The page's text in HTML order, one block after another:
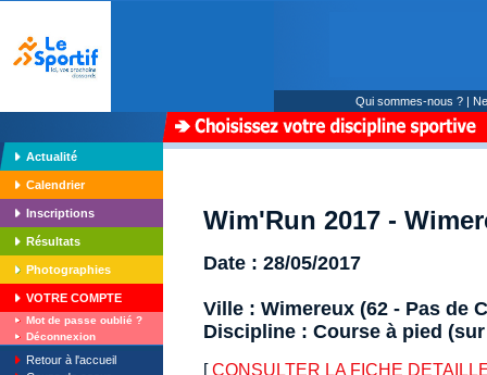
Qui sommes-nous ? |
Actualité
Calendrier
Inscriptions
Résultats
Photographies
VOTRE COMPTE
Mot de passe oublié ?
Déconnexion
Retour à l'accueil
Wim'Run 2017 -
Date : 28/05/2017
Ville : Wimereux (62 - Pas de
Discipline : Course à pied
[CONSULTER LA FICHE